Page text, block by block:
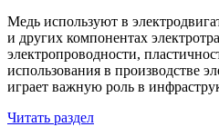
Медь используют в
и других компонентах
электропроводности,
использования в производстве
играет важную роль в
Читать раздел